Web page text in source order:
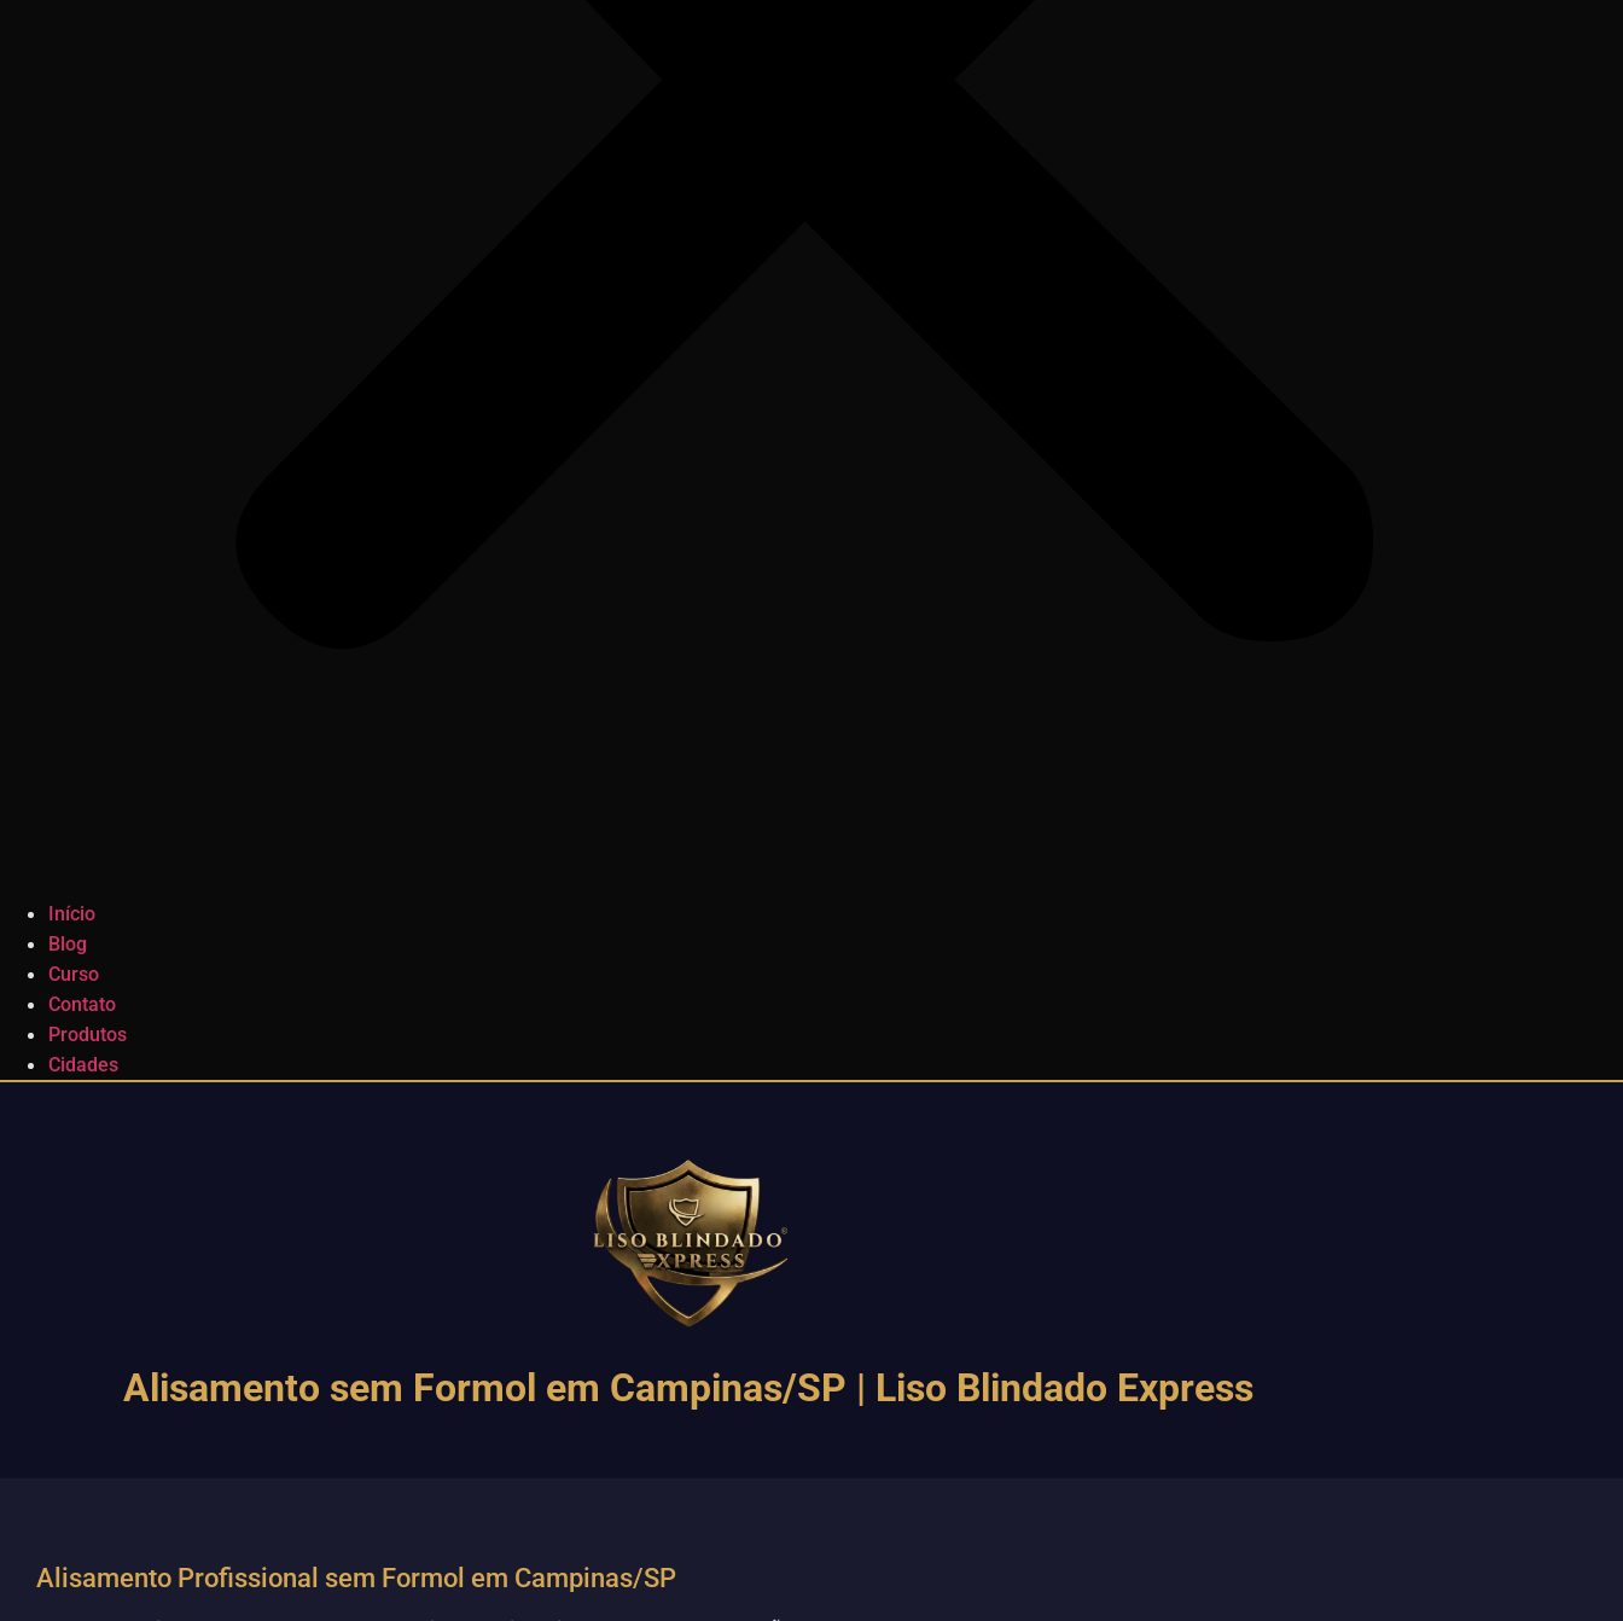
Início
Blog
Curso
Contato
Produtos
Cidades
Alisamento sem Formol em Campinas/SP | Liso Blindado Express
Alisamento Profissional sem Formol em Campinas/SP